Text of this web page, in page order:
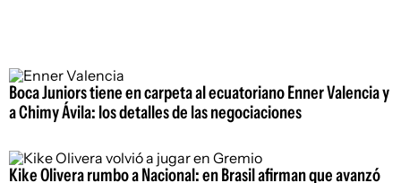
Boca Juniors tiene en carpeta al ecuatoriano Enner Valencia y
a Chimy Ávila: los detalles de las negociaciones
Kike Olivera rumbo a Nacional: en Brasil afirman que avanzó